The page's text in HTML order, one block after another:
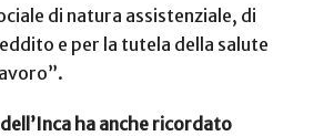
di natura assistenziale, di
e per la tutela della salute
ha anche ricordato